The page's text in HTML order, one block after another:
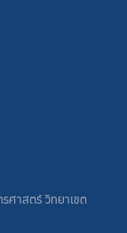
ศาสตร์ วิทยาเขต